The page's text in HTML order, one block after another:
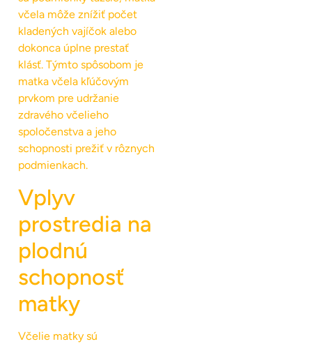
včela môže znížiť počet
kladených vajíčok alebo
dokonca úplne prestať
klásť. Týmto spôsobom je
matka včela kľúčovým
prvkom pre udržanie
zdravého včelieho
spoločenstva a jeho
schopnosti prežiť v rôznych
podmienkach.
Vplyv
prostredia na
plodnú
schopnosť
matky
Včelie matky sú